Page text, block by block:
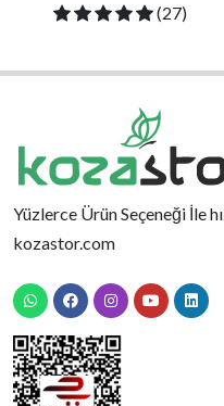
(27)
Yüzlerce Ürün Seçeneği İle
kozastor.com